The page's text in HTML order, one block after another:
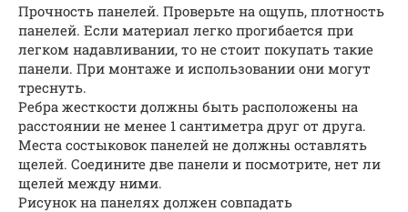
Прочность панелей. Проверьте на ощупь, плотность
панелей. Если материал легко прогибается при
легком надавливании, то не стоит покупать такие
панели. При монтаже и использовании они могут
треснуть.
Ребра жесткости должны быть расположены на
расстоянии не менее 1 сантиметра друг от друга.
Места состыковок панелей не должны оставлять
щелей. Соедините две панели и посмотрите, нет ли
щелей между ними.
Рисунок на панелях должен совпадать